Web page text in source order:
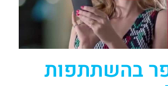
בהשתתפות